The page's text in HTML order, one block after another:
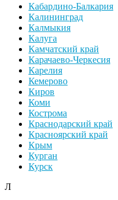
Кабардино-Балкария
Калининград
Калмыкия
Калуга
Камчатский край
Карачаево-Черкесия
Карелия
Кемерово
Киров
Коми
Кострома
Краснодарский край
Красноярский край
Крым
Курган
Курск
Л